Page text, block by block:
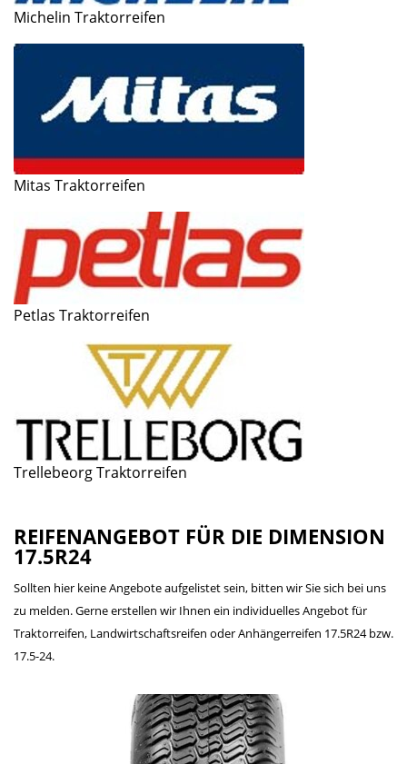
Michelin Traktorreifen
Mitas Traktorreifen
Petlas Traktorreifen
Trellebeorg Traktorreifen
REIFENANGEBOT FÜR DIE DIMENSION
17.5R24
Sollten hier keine Angebote aufgelistet sein, bitten wir Sie sich bei uns
zu melden. Gerne erstellen wir Ihnen ein individuelles Angebot für
Traktorreifen, Landwirtschaftsreifen oder Anhängerreifen 17.5R24 bzw.
17.5-24.